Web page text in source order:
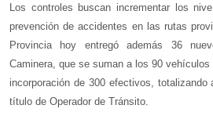
Los controles buscan incrementar los
prevención de accidentes en las rutas
Provincia hoy entregó además 36
Caminera, que se suman a los 90
incorporación de 300 efectivos, totalizando
título de Operador de Tránsito.